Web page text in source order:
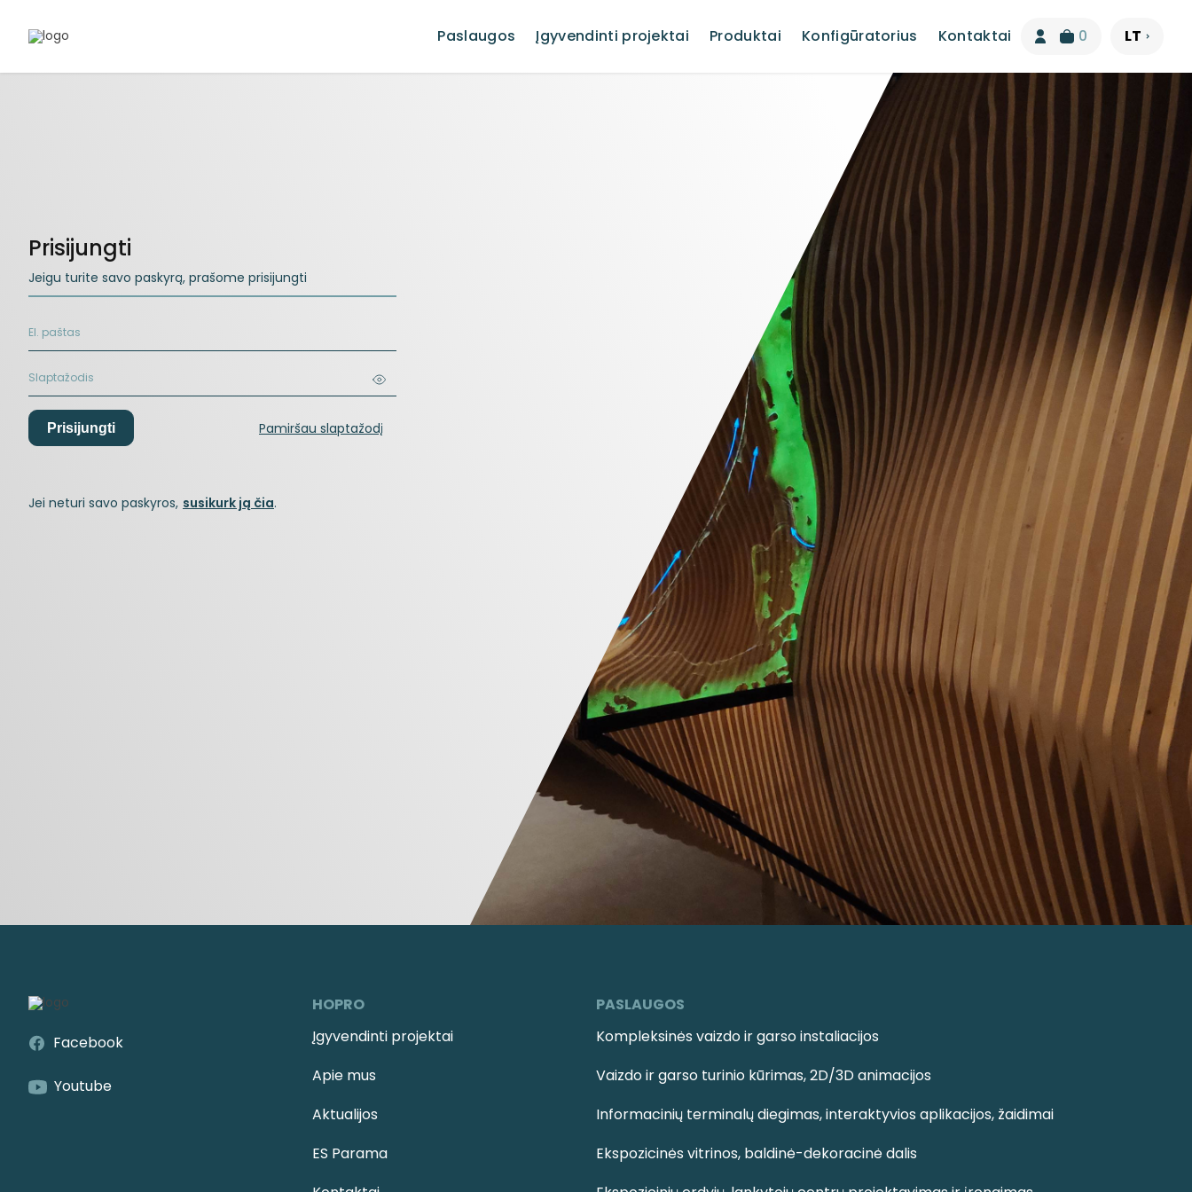
Paslaugos Įgyvendinti projektai Produktai Konfigūratorius Kontaktai 0 LT
Prisijungti
Jeigu turite savo paskyrą, prašome prisijungti
El. paštas
Slaptažodis
Prisijungti Pamiršau slaptažodį
Jei neturi savo paskyros, susikurk ją čia.
Facebook
Youtube
HOPRO
Įgyvendinti projektai
Apie mus
Aktualijos
ES Parama
PASLAUGOS
Kompleksinės vaizdo ir garso instaliacijos
Vaizdo ir garso turinio kūrimas, 2D/3D animacijos
Informacinių terminalų diegimas, interaktyvios aplikacijos, žaidimai
Ekspozicinės vitrinos, baldinė-dekoracinė dalis